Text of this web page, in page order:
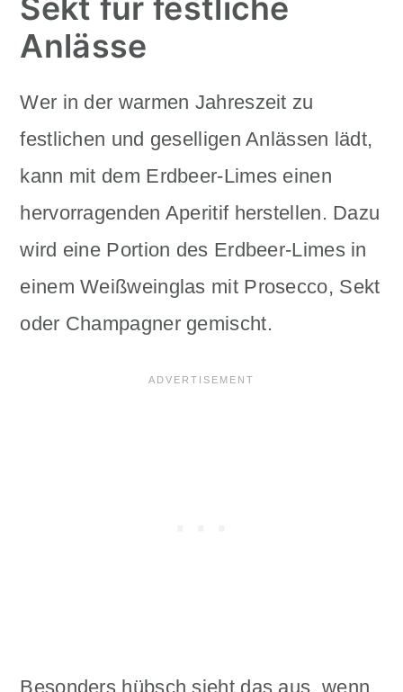
Anlässe
Wer in der warmen Jahreszeit zu
festlichen und geselligen Anlässen lädt,
kann mit dem Erdbeer-Limes einen
hervorragenden Aperitif herstellen. Dazu
wird eine Portion des Erdbeer-Limes in
einem Weißweinglas mit Prosecco, Sekt
oder Champagner gemischt.
Besonders hübsch sieht das aus, wenn